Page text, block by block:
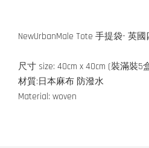
NewUrbanMale Tote 手提袋- 英
尺寸 size: 40cm x 40cm (裝滿裝5
材質:日本麻布 防潑水
Material: woven